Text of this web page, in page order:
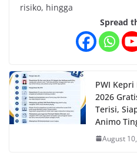
risiko, hingga
Spread
PWI
2026
Terisi,
Animo
August